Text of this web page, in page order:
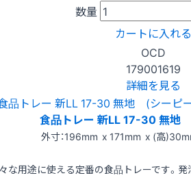
数量
カートに入れる
OCD
179001619
詳細を見る
食品トレー 新LL 17-30 無地
外寸：196mm x 171mm x (高
な用途に使える定番の食品トレーです。